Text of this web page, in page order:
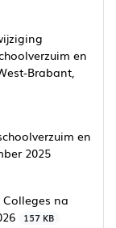
en
Brabant,
en
2025
na
157 KB